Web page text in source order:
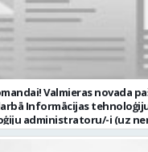
Valmieras novada
Informācijas
administratoru/-i (uz
un Naukšēnu apvienību